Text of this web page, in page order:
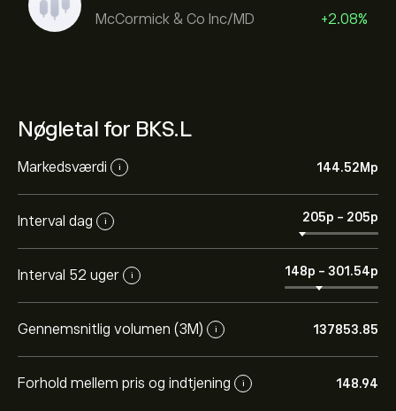
McCormick & Co Inc/MD
+2.08%
Nøgletal for BKS.L
Markedsværdi i 144.52M‎p‎
Interval dag i 205‎p‎ - 205‎p‎
Interval 52 uger i 148‎p‎ - 301.54‎p‎
Gennemsnitlig volumen (3M) i 137853.85
Forhold mellem pris og indtjening i 148.94